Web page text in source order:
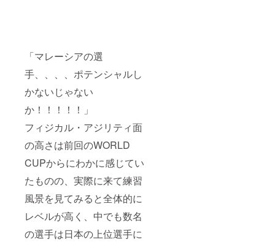
「マレーシアの選
手、、、、ポテンシャルし
かないじゃない
か！！！！！」
フィジカル・アジリティ面
の高さは前回のWORLD
CUPからにわかに感じてい
たものの、実際に来て練習
風景を見てみると全体的に
レベルが高く、中でも数名
の選手は日本の上位選手に